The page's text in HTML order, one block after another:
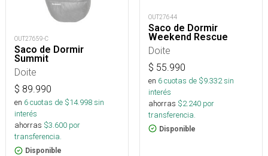
OUT27659-C
Saco de Dormir
Summit
Doite
$ 89.990
en 6cuotas de $14.998sin
interés
ahorras $3.600 por
transferencia.
Disponible
OUT27644
Saco de Dormir
Weekend Rescue
Doite
$ 55.990
en 6cuotas de $9.332sin
interés
ahorras $2.240 por
transferencia.
Disponible